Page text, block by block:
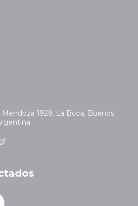
1929, La Boca, Buenos